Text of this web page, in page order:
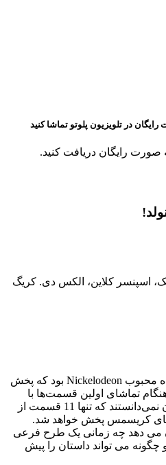
اسپنسر کلاین، الکس دی. کریگ
هی آرنولد! یک کارتون فوق‌العاده محبوب Nickelodeon بود که پخش
آغاز کرد. هنگام تماشای اولین قسمت‌ها با
قهرمان اصلی فوتبال، مخاطبان نمی‌دانستند که تنها 11 قسمت از
کریسمس پخش خواهد شد.
می دهد چه زمانی یک طرح فرعی
می تواند داستان را پیش